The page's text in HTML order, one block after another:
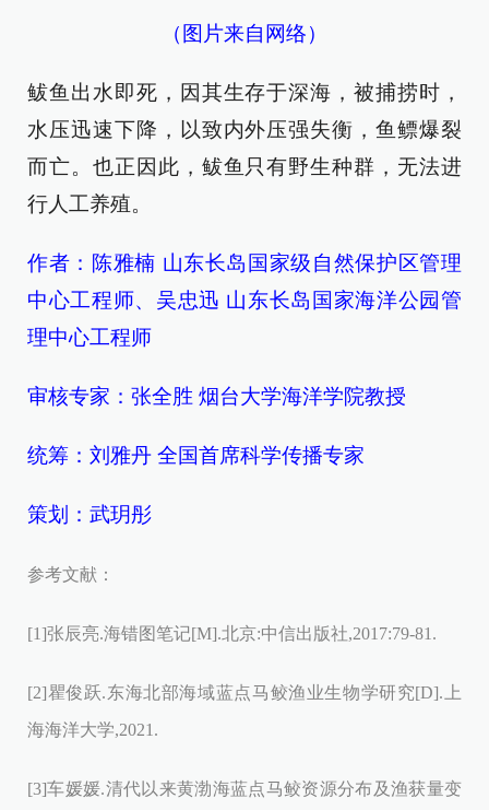
（图片来自网络）
鲅鱼出水即死，因其生存于深海，被捕捞时，
水压迅速下降，以致内外压强失衡，鱼鳔爆裂
而亡。也正因此，鲅鱼只有野生种群，无法进
行人工养殖。
作者：陈雅楠 山东长岛国家级自然保护区管理
中心工程师、吴忠迅 山东长岛国家海洋公园管
理中心工程师
审核专家：张全胜 烟台大学海洋学院教授
统筹：刘雅丹 全国首席科学传播专家
策划：武玥彤
参考文献：
[1]张辰亮.海错图笔记[M].北京:中信出版社,2017:79-81.
[2]瞿俊跃.东海北部海域蓝点马鲛渔业生物学研究[D].上
海海洋大学,2021.
[3]车媛媛.清代以来黄渤海蓝点马鲛资源分布及渔获量变